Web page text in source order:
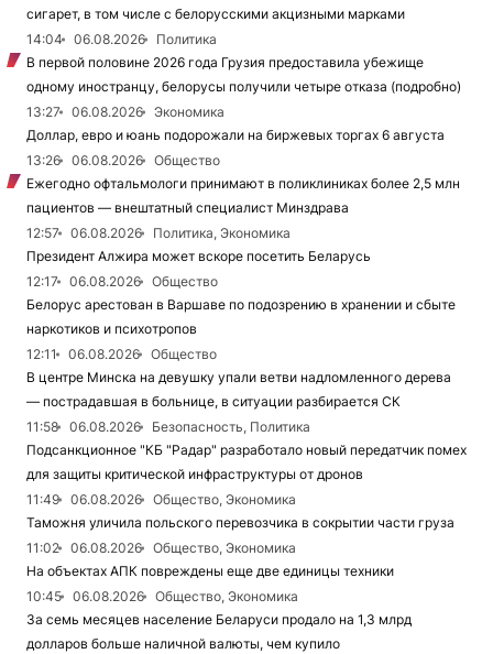
сигарет, в том числе с белорусскими акцизными марками
14:04
06.08.2026
Политика
В первой половине 2026 года Грузия предоставила убежище
одному иностранцу, белорусы получили четыре отказа (подробно)
13:27
06.08.2026
Экономика
Доллар, евро и юань подорожали на биржевых торгах 6 августа
13:26
06.08.2026
Общество
Ежегодно офтальмологи принимают в поликлиниках более 2,5 млн
пациентов — внештатный специалист Минздрава
12:57
06.08.2026
Политика, Экономика
Президент Алжира может вскоре посетить Беларусь
12:17
06.08.2026
Общество
Белорус арестован в Варшаве по подозрению в хранении и сбыте
наркотиков и психотропов
12:11
06.08.2026
Общество
В центре Минска на девушку упали ветви надломленного дерева
— пострадавшая в больнице, в ситуации разбирается СК
11:58
06.08.2026
Безопасность, Политика
Подсанкционное "КБ "Радар" разработало новый передатчик помех
для защиты критической инфраструктуры от дронов
11:49
06.08.2026
Общество, Экономика
Таможня уличила польского перевозчика в сокрытии части груза
11:02
06.08.2026
Общество, Экономика
На объектах АПК повреждены еще две единицы техники
10:45
06.08.2026
Общество, Экономика
За семь месяцев население Беларуси продало на 1,3 млрд
долларов больше наличной валюты, чем купило